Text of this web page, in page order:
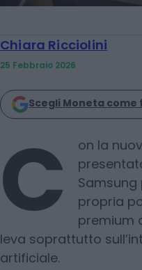
Chiara Ricciolini
25 Febbraio 2026
Scegli Moneta
C on la
propria
premium
leva soprattutto
artificiale.